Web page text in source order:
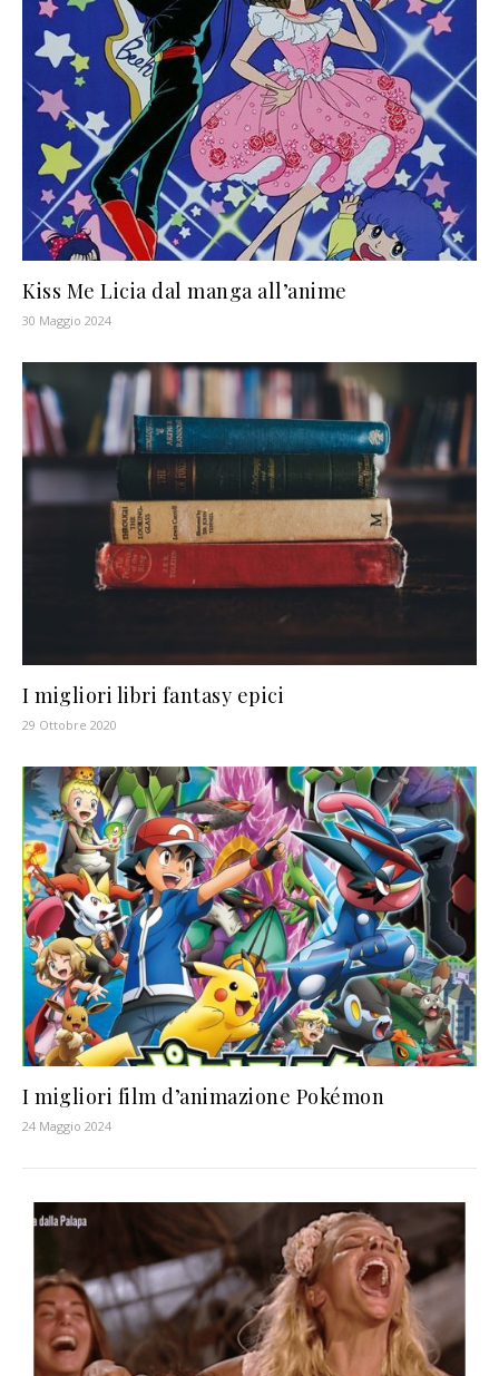
Kiss Me Licia dal manga all’anime
30 Maggio 2024
I migliori libri fantasy epici
29 Ottobre 2020
I migliori film d’animazione Pokémon
24 Maggio 2024